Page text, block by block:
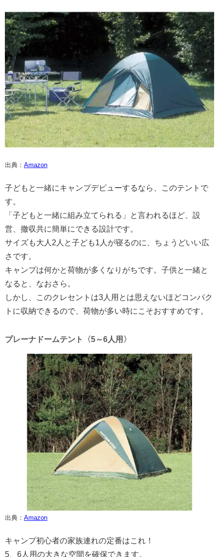
出典： Amazon
子どもと一緒にキャンプデビューするなら、このテントで
す。
「子どもと一緒に組み立てられる」と言われるほど、設
営、撤収共に簡単にできる設計です。
サイズも大人2人と子ども1人が寝るのに、ちょうどいい広
さです。
キャンプは何かと荷物が多くなりがちです。子供と一緒と
なると、なおさら。
しかし、このクレセントは3人用とは思えないほどコンパク
トに収納できるので、荷物が多い時にこそおすすめです。
プレーナドームテント〈5～6人用〉
出典： Amazon
キャンプ初心者の家族連れの定番はこれ！
5、6人用の大きな空間を確保できます。